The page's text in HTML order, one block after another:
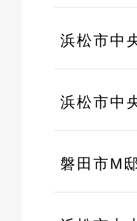
浜松市中
浜松市中
磐田市M